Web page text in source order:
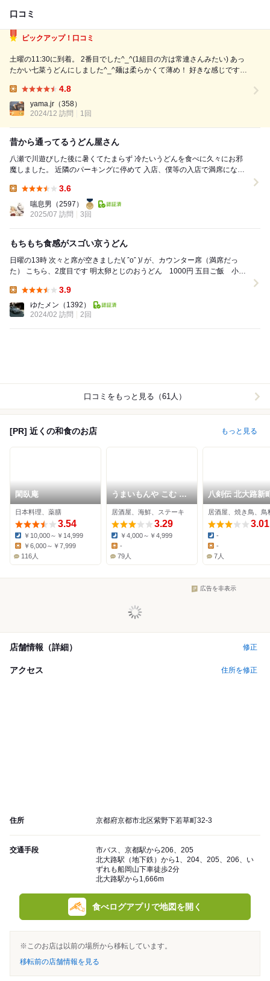
口コミ
ピックアップ！口コミ
土曜の11:30に到着。 2番目でした^_^(1組目の方は常連さんみたい) あっ
たかい七菜うどんにしました^_^麺は柔らかくて薄め！ 好きな感じです
4.8
yama.jr （358）
2024/12 訪問
1回
昔から通ってるうどん屋さん
八瀬で川遊びした後に暑くてたまらず 冷たいうどんを食べに久々にお邪
魔しました。 近隣のパーキングに停めて 入店、僕等の入店で満席になり
3.6
喘息男 （2597）
2025/07 訪問
3回
もちもち食感がスゴい京うどん
日曜の13時 次々と席が空きました\( ˆoˆ )/ が、カウンター席（満席だっ
た） こちら、2度目です 明太卵とじのおうどん 1000円 五目ご飯 小
3.9
ゆたメン （1392）
2024/02 訪問
2回
口コミをもっと見る（61人）
[PR] 近くの和食のお店 もっと見る
閑臥庵
日本料理、薬膳
3.54
Dinner:
￥10,000～￥14,999
￥6,000～￥7,999
116人
うまいもんや こむ 北
山本店
居酒屋、海鮮、ステーキ
3.29
Dinner:
￥4,000～￥4,999
Lunch:
-
79人
八剣伝 北大路新
居酒屋、焼き鳥、鳥
3.01
Dinner:
-
Lunch:
-
7人
広告を非表示
店舗情報（詳細） 修正
アクセス 住所を修正
住所 京都府京都市北区紫野下若草町32-3
交通手段
市バス、京都駅から206、205
北大路駅（地下鉄）から1、204、205、206、い
ずれも船岡山下車徒歩2分
北大路駅から1,666m
食べログアプリで地図を開く
※このお店は以前の場所から移転しています。
移転前の店舗情報を見る